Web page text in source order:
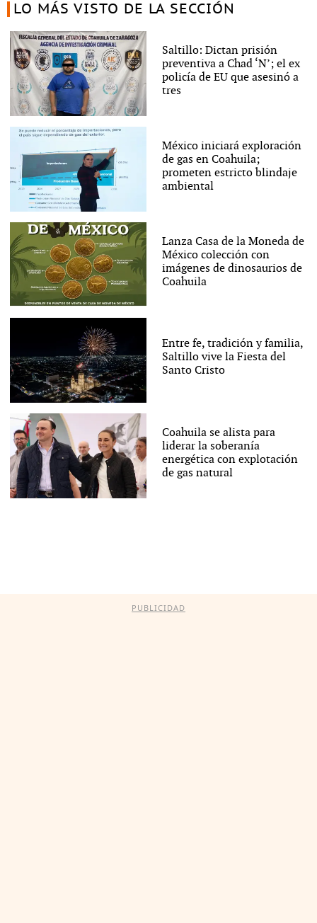
LO MÁS VISTO DE LA SECCIÓN
Saltillo: Dictan prisión
preventiva a Chad ‘N’; el ex
policía de EU que asesinó a
tres
México iniciará exploración
de gas en Coahuila;
prometen estricto blindaje
ambiental
Lanza Casa de la Moneda de
México colección con
imágenes de dinosaurios de
Coahuila
Entre fe, tradición y familia,
Saltillo vive la Fiesta del
Santo Cristo
Coahuila se alista para
liderar la soberanía
energética con explotación
de gas natural
PUBLICIDAD